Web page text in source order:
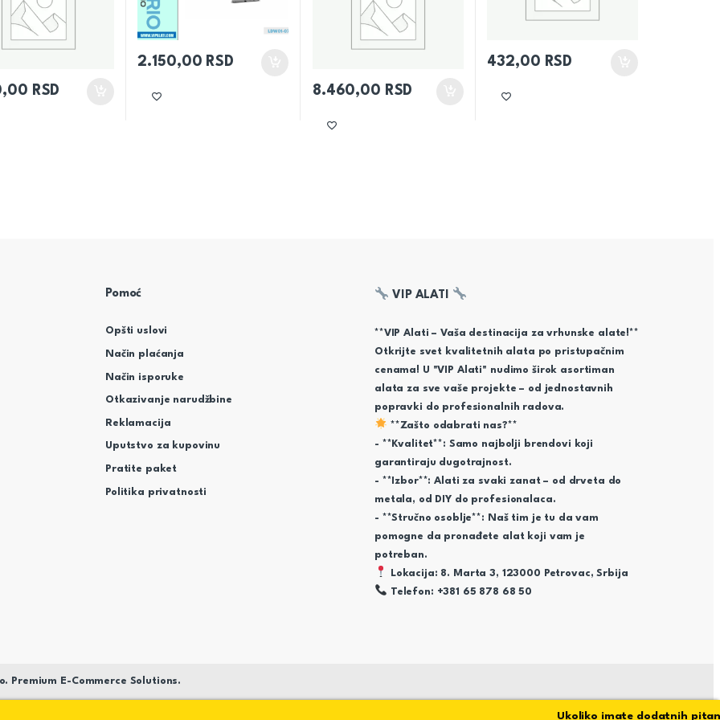
RSD
2.150,00 RSD
8.460,00 RSD
432,00 RSD
Pomoć
Opšti uslovi
Način plaćanja
Način isporuke
Otkazivanje narudžbine
Reklamacija
Uputstvo za kupovinu
Pratite paket
Politika privatnosti
VIP ALATI
**VIP Alati – Vaša destinacija za vrhunske alate!**
Otkrijte svet kvalitetnih alata po pristupačnim
cenama! U "VIP Alati" nudimo širok asortiman
alata za sve vaše projekte – od jednostavnih
popravki do profesionalnih radova.
**Zašto odabrati nas?**
- **Kvalitet**: Samo najbolji brendovi koji
garantiraju dugotrajnost.
- **Izbor**: Alati za svaki zanat – od drveta do
metala, od DIY do profesionalaca.
- **Stručno osoblje**: Naš tim je tu da vam
pomogne da pronađete alat koji vam je
potreban.
Lokacija: 8. Marta 3, 123000 Petrovac, Srbija
Telefon: +381 65 878 68 50
Premium E-Commerce Solutions.
Ukoliko imate dodatnih pitanja